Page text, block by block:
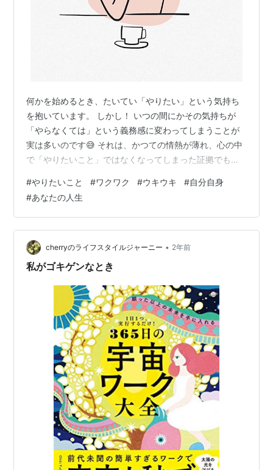
何かを始めるとき、たいてい「やりたい」という気持ち
を抱いています。 しかし！ いつの間にかその気持ちが
「やらなくては」という義務感に変わってしまうことが
実は多いのです😅 それは、かつての情熱が薄れ、心の中
で「やりたいこと」ではなくなってしまった証拠でもあ
です。 自分の気持ちを見つめ直す もし、あなたがそんな
状況にいるのなら、まずはその「やりたい」ことと向き
合ってみることをお勧めいたします。 心がワクワクする
か、ウキウキするか、自分自身に尋ねてみるのです。 こ
のシンプルな問いかけが、あなたの心の状態を明らかに
する手助けとなります。 ワクワクする…
#やりたいこと #ワクワク #ウキウキ #自分自身
#あなたの人生
cherryのライフスタイルジャーニー • 2年前
私がゴキゲンなとき